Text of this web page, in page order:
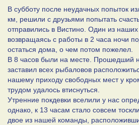
В субботу после неудачных попыток
км, решили с друзьями попытать
отправились в Вистино. Один из наших
возвращаясь с работы в 2 часа ночи
остаться дома, о чем потом пожелел.
В 8 часов были на месте. Прошедший
заставил всех рыбаловов
нашему приходу свободных мест у
трудом удалось втиснуться.
Утренние покдевки вселили у нас
однако, к 13 часам стало совсем
двое из нашей команды,